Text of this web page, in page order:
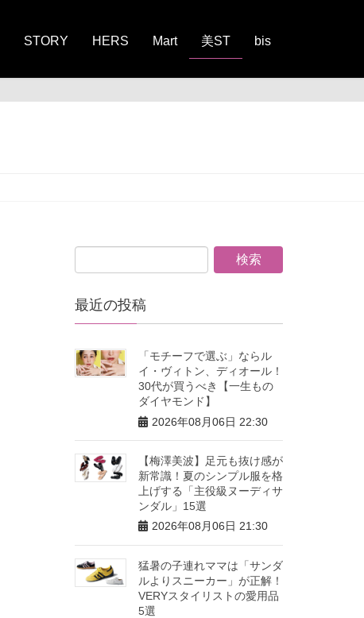
STORY HERS Mart 美ST bis
最近の投稿
「モチーフで選ぶ」ならル
イ・ヴィトン、ディオール！
30代が買うべき【一生もの
ダイヤモンド】
2026年08月06日 22:30
【梅澤美波】足元も抜け感が
新常識！夏のシンプル服を格
上げする「主役級ヌーディサ
ンダル」15選
2026年08月06日 21:30
猛暑の子連れママは「サンダ
ルよりスニーカー」が正解！
VERYスタイリストの愛用品
5選